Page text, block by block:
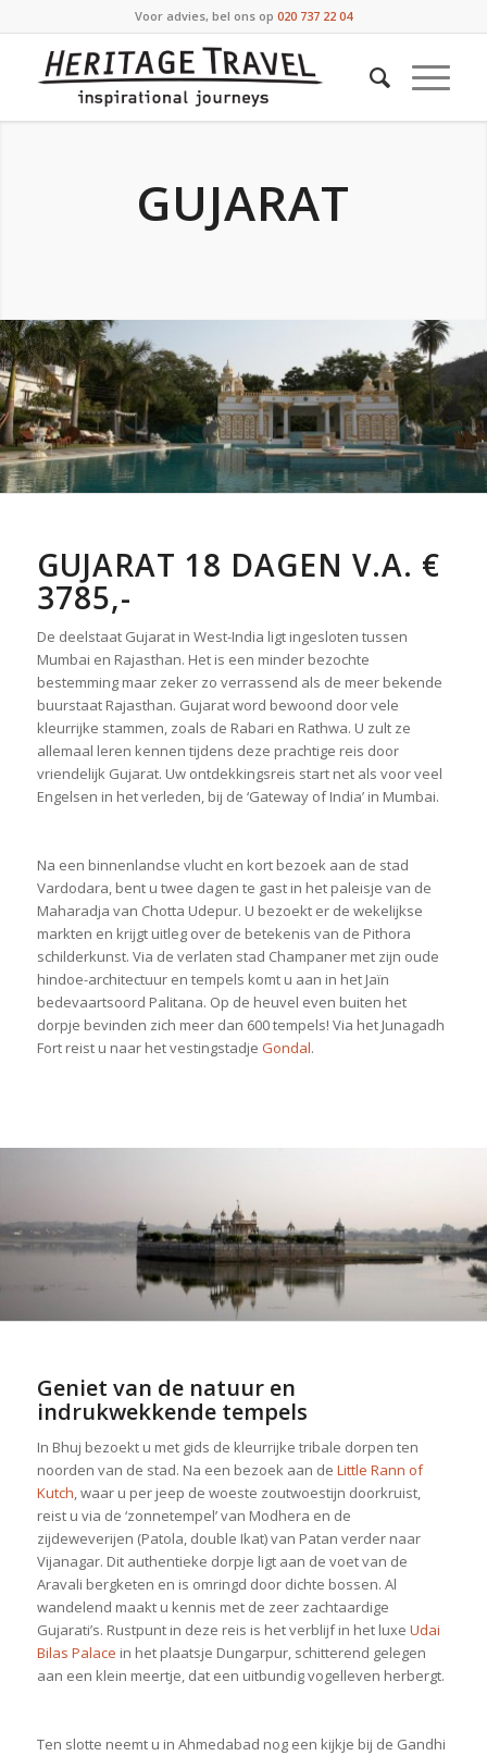
Voor advies, bel ons op 020 737 22 04
GUJARAT
GUJARAT 18 DAGEN V.A. €
3785,-
De deelstaat Gujarat in West-India ligt ingesloten tussen
Mumbai en Rajasthan. Het is een minder bezochte
bestemming maar zeker zo verrassend als de meer bekende
buurstaat Rajasthan. Gujarat word bewoond door vele
kleurrijke stammen, zoals de Rabari en Rathwa. U zult ze
allemaal leren kennen tijdens deze prachtige reis door
vriendelijk Gujarat. Uw ontdekkingsreis start net als voor veel
Engelsen in het verleden, bij de ‘Gateway of India’ in Mumbai.
Na een binnenlandse vlucht en kort bezoek aan de stad
Vardodara, bent u twee dagen te gast in het paleisje van de
Maharadja van Chotta Udepur. U bezoekt er de wekelijkse
markten en krijgt uitleg over de betekenis van de Pithora
schilderkunst. Via de verlaten stad Champaner met zijn oude
hindoe-architectuur en tempels komt u aan in het Jaïn
bedevaartsoord Palitana. Op de heuvel even buiten het
dorpje bevinden zich meer dan 600 tempels! Via het Junagadh
Fort reist u naar het vestingstadje Gondal.
Geniet van de natuur en
indrukwekkende tempels
In Bhuj bezoekt u met gids de kleurrijke tribale dorpen ten
noorden van de stad. Na een bezoek aan de Little Rann of
Kutch, waar u per jeep de woeste zoutwoestijn doorkruist,
reist u via de ‘zonnetempel’ van Modhera en de
zijdeweverijen (Patola, double Ikat) van Patan verder naar
Vijanagar. Dit authentieke dorpje ligt aan de voet van de
Aravali bergketen en is omringd door dichte bossen. Al
wandelend maakt u kennis met de zeer zachtaardige
Gujarati’s. Rustpunt in deze reis is het verblijf in het luxe Udai
Bilas Palace in het plaatsje Dungarpur, schitterend gelegen
aan een klein meertje, dat een uitbundig vogelleven herbergt.
Ten slotte neemt u in Ahmedabad nog een kijkje bij de Gandhi